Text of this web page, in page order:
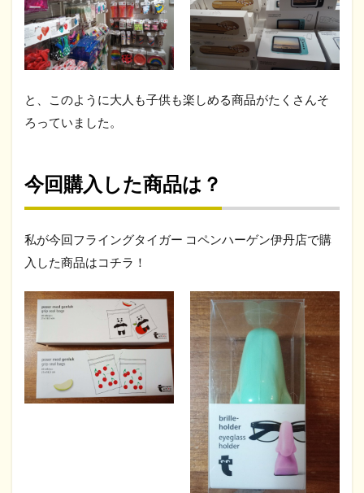
と、このように大人も子供も楽しめる商品がたくさんそ
ろっていました。
今回購入した商品は？
私が今回フライングタイガー コペンハーゲン伊丹店で購
入した商品はコチラ！